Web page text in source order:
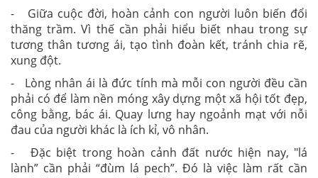
- Giữa cuộc đời, hoàn cảnh con người luôn biến đổi
thăng trầm. Vì thế cần phải hiểu biết nhau trong sự
tương thân tương ái, tạo tình đoàn kết, tránh chia rẽ,
xung đột.
- Lòng nhân ái là đức tính mà mỗi con người đều cần
phải có để làm nền móng xây dựng một xã hội tốt đẹp,
công bằng, bác ái. Quay lưng hay ngoảnh mạt với nỗi
đau của người khác là ích kỉ, vô nhân.
- Đặc biệt trong hoàn cảnh đất nước hiện nay, "lá
lành” cần phải “đùm lá pech”. Đó là việc làm rất cần